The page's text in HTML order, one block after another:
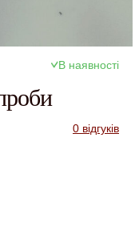
В наявності
0 відгуків